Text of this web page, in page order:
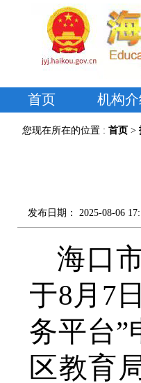
首页 机构
您现在所在的位置 : 首页 >
发布日期： 2025-08-06
海口
于8月7
务平台”
区教育